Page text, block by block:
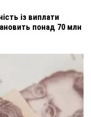
із виплати
понад 70 млн